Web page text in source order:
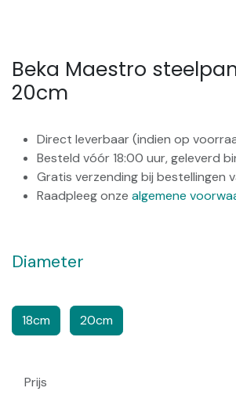
Beka Maestro steelpan
20cm
Direct leverbaar (indien op
Besteld vóór 18:00 uur, geleverd
Gratis verzending bij bestellingen
Raadpleeg onze algemene
Diameter
18cm 20cm
Prijs